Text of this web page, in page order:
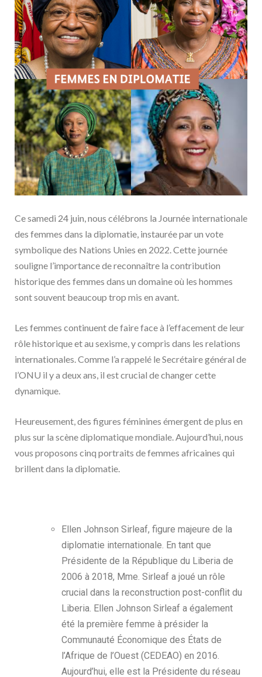
Ce samedi 24 juin, nous célébrons la Journée internationale
des femmes dans la diplomatie, instaurée par un vote
symbolique des Nations Unies en 2022. Cette journée
souligne l’importance de reconnaître la contribution
historique des femmes dans un domaine où les hommes
sont souvent beaucoup trop mis en avant.
Les femmes continuent de faire face à l’effacement de leur
rôle historique et au sexisme, y compris dans les relations
internationales. Comme l’a rappelé le Secrétaire général de
l’ONU il y a deux ans, il est crucial de changer cette
dynamique.
Heureusement, des figures féminines émergent de plus en
plus sur la scène diplomatique mondiale. Aujourd’hui, nous
vous proposons cinq portraits de femmes africaines qui
brillent dans la diplomatie.
Ellen Johnson Sirleaf, figure majeure de la
diplomatie internationale. En tant que
Présidente de la République du Liberia de
2006 à 2018, Mme. Sirleaf a joué un rôle
crucial dans la reconstruction post-conflit du
Liberia. Ellen Johnson Sirleaf a également
été la première femme à présider la
Communauté Économique des États de
l’Afrique de l’Ouest (CEDEAO) en 2016.
Aujourd’hui, elle est la Présidente du réseau